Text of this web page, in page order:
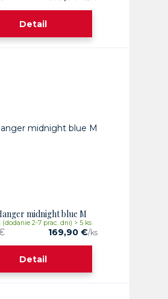
Detail
midnight blue M
169,90 €/ks
(dodanie 2-7 prac. dni) > 5 ks
Detail